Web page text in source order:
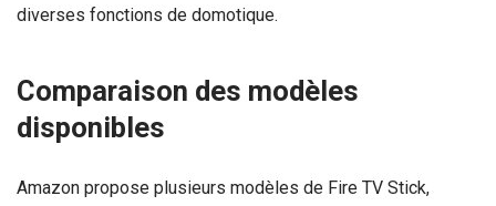
diverses fonctions de domotique.
Comparaison des modèles
disponibles
Amazon propose plusieurs modèles de Fire TV Stick,